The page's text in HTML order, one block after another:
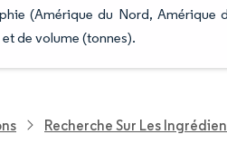
(Amérique du Nord, Amérique
de volume (tonnes).
Recherche Sur Les